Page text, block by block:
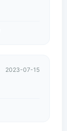
2023-07-15